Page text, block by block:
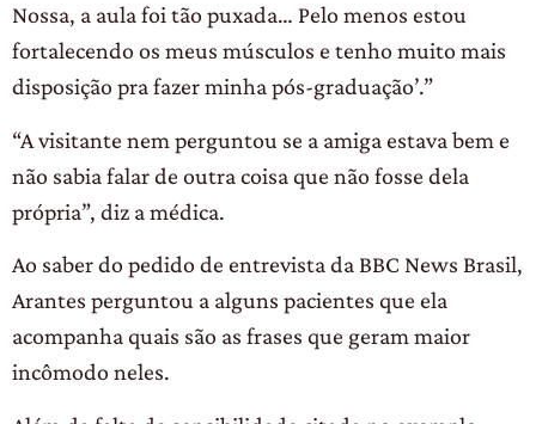
Nossa, a aula foi tão puxada… Pelo menos estou
fortalecendo os meus músculos e tenho muito mais
disposição pra fazer minha pós-graduação’.”
“A visitante nem perguntou se a amiga estava bem e
não sabia falar de outra coisa que não fosse dela
própria”, diz a médica.
Ao saber do pedido de entrevista da BBC News Brasil,
Arantes perguntou a alguns pacientes que ela
acompanha quais são as frases que geram maior
incômodo neles.